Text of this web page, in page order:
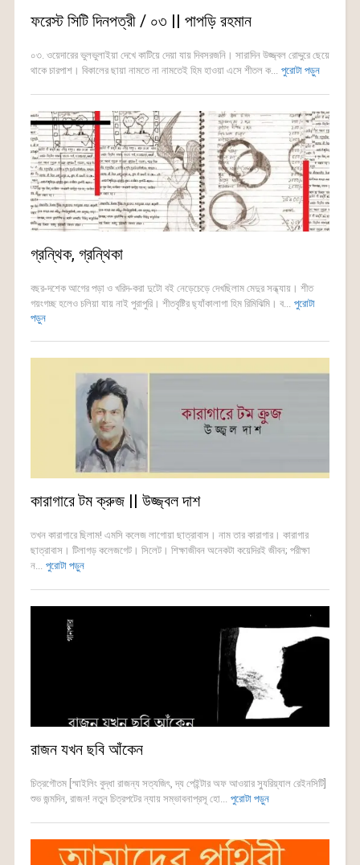
ফরেস্ট সিটি দিনপত্রী / ০৩ || পাপড়ি রহমান
০৩. ওয়েদারের ভুলভুলাইয়া দেখে কাটিয়ে দেয়া যায় দিবসরজনি। সারাদিন উজ্জ্বল রোদ্দুরে ছেয়ে
থাকে চারপাশ। বিকালের ছায়া নামতে না নামতেই হিম হাওয়া এসে শীতল ক... পুরোটা পড়ুন
গ্রন্থিক, গ্রন্থিকা
বছর-দশেক আগের পড়া ও খরিদ-করা দুটো বই নেড়েচেড়ে দেখছিলাম মেদুর সন্ধ্যায়। শীত
গয়ংগচ্ছ হলেও চলিয়া যায় নাই পুরাপুরি। শীতবৃষ্টির ছ্যাঁকালাগা হিম রিমিঝিমি। ব... পুরোটা
পড়ুন
কারাগারে টম ক্রুজ || উজ্জ্বল দাশ
তখন কারাগারে ছিলাম! এমসি কলেজ লাগোয়া ছাত্রাবাস। নাম তার কারাগার। কারাগার
ছাত্রাবাস। টিলাগড় কলেজগেট। সিলেট। শিক্ষাজীবন অনেকটা কয়েদিরই জীবন; পরীক্ষা
ন... পুরোটা পড়ুন
রাজন যখন ছবি আঁকেন
চিত্রগৌতম [স্মাইলিং বুদ্ধা রাজন্য সত্যজিৎ, দ্য পেইন্টার অফ আওয়ার স্যুরিয়্যাল রেইনসিটি]
শুভ জন্মদিন, রাজন! নতুন চিত্রপটের ন্যায় সম্ভাবনাপ্রসূ হো... পুরোটা পড়ুন